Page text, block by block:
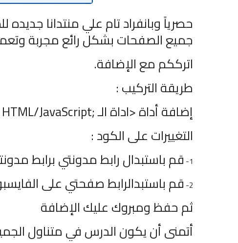
حصرياً وبانفراد تام علي منتدانا
جميع الصفحات بشكل رائع مجربة وتعمل
اترككم مع الإضافة.
طريقة التركيب:
إضافة أداة>اداة الـHTML/JavaScript;
التغييرات على الكود:
1- قم باستبدال رابط مدونتي برابط
2- قم باستبدالرابط صفحتي على
ثم حفظ ومبروك عليك الإضافة
أتمنى أن يكون الدرس في متناول